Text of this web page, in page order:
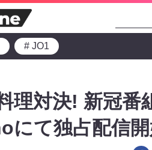
# JO1
理対決! 新冠番
にて独占配信